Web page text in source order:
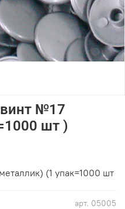
арт. 05005
№17
шт )
(1 упак=1000 шт